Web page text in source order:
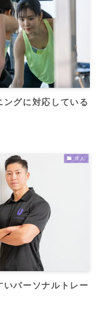
グに対応している
求人
いパーソナルトレー